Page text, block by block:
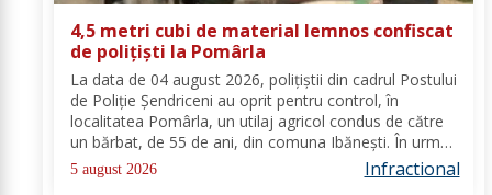
4,5 metri cubi de material lemnos confiscat
de polițiști la Pomârla
La data de 04 august 2026, polițiștii din cadrul Postului
de Poliție Șendriceni au oprit pentru control, în
localitatea Pomârla, un utilaj agricol condus de către
un bărbat, de 55 de ani, din comuna Ibănești. În urma
verificărilor efectuate de către polițiști, s-a constatat
faptul că acesta...
5 august 2026 Infractional